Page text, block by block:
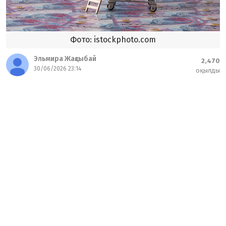
Фото: istockphoto.com
Эльмира Жақсыбай
30/06/2026 23:14
2,470
оқылды